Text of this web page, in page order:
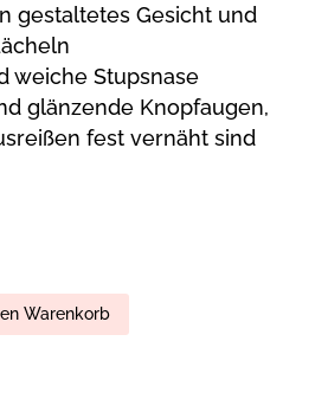
gestaltetes Gesicht und
weiche Stupsnase
glänzende Knopfaugen,
fest vernäht sind
Warenkorb